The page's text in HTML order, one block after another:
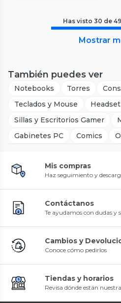
Has visto 30 de 49
Mostrar
También puedes ver
Notebooks Torres
Teclados y Mouse
Headset
Sillas y Escritorios Gamer
Gabinetes PC
Comics
Mis compras
Haz seguimiento y
Contáctanos
Te ayudamos con dudas y
Cambios y
Conoce cómo pedirlos
Tiendas y horarios
Revisa dónde están